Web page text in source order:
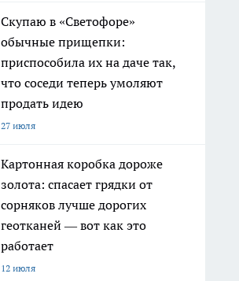
Скупаю в «Светофоре»
обычные прищепки:
приспособила их на даче так,
что соседи теперь умоляют
продать идею
27 июля
Картонная коробка дороже
золота: спасает грядки от
сорняков лучше дорогих
геотканей — вот как это
работает
12 июля